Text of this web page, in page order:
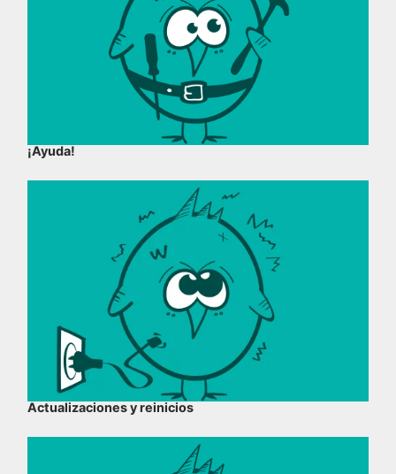
¡Ayuda!
Actualizaciones y reinicios